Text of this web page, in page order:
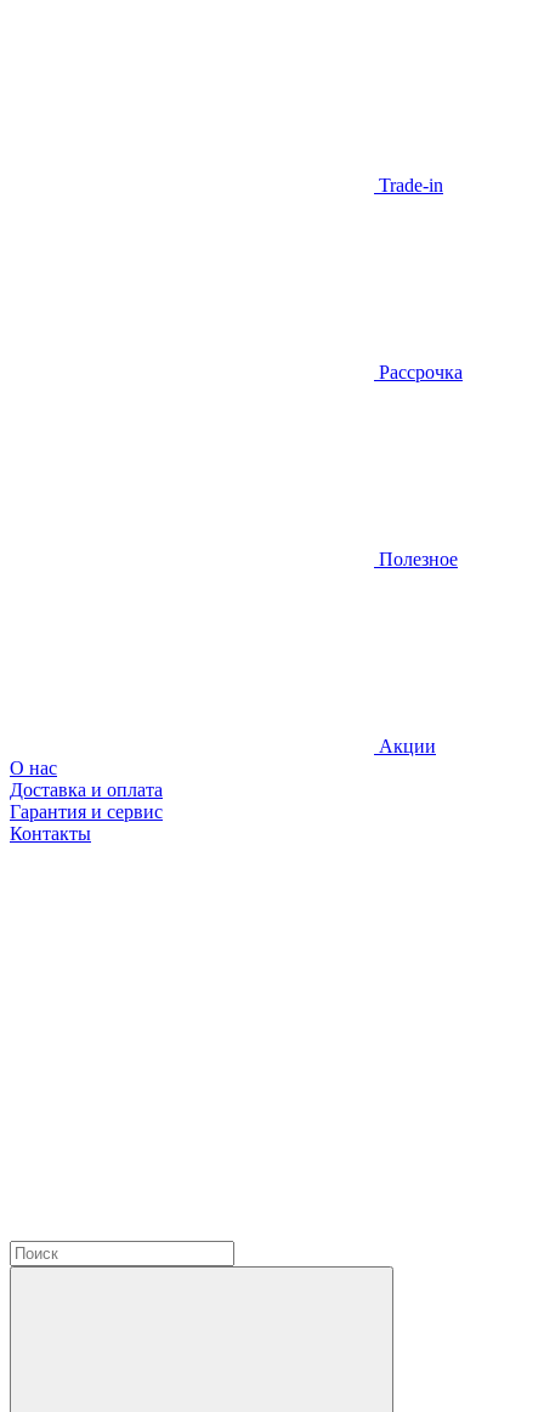
Trade-in
Рассрочка
Полезное
Акции
О нас
Доставка и оплата
Гарантия и сервис
Контакты